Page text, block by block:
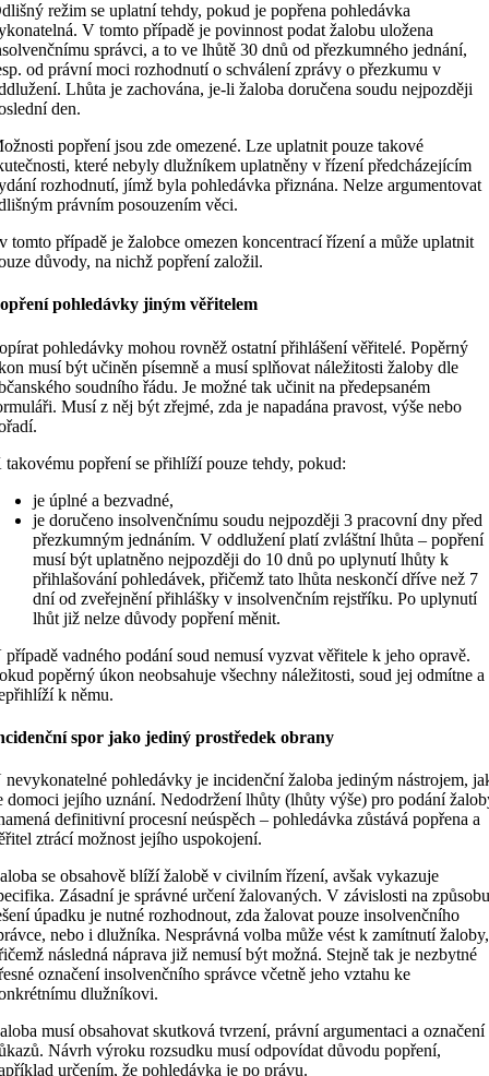
režim se uplatní tehdy, pokud je popřena pohledávka
V tomto případě je povinnost podat žalobu uložena
správci, a to ve lhůtě 30 dnů od přezkumného jednání,
od právní moci rozhodnutí o schválení zprávy o přezkumu v
Lhůta je zachována, je-li žaloba doručena soudu nejpozději
den.
popření jsou zde omezené. Lze uplatnit pouze takové
které nebyly dlužníkem uplatněny v řízení předcházejícím
rozhodnutí, jímž byla pohledávka přiznána. Nelze argumentovat
právním posouzením věci.
tomto případě je žalobce omezen koncentrací řízení a může uplatnit
důvody, na nichž popření založil.
pohledávky jiným věřitelem
pohledávky mohou rovněž ostatní přihlášení věřitelé. Popěrný
musí být učiněn písemně a musí splňovat náležitosti žaloby dle
soudního řádu. Je možné tak učinit na předepsaném
Musí z něj být zřejmé, zda je napadána pravost, výše nebo
takovému popření se přihlíží pouze tehdy, pokud:
je úplné a bezvadné,
je doručeno insolvenčnímu soudu nejpozději 3 pracovní dny před
přezkumným jednáním. V oddlužení platí zvláštní lhůta – popření
musí být uplatněno nejpozději do 10 dnů po uplynutí lhůty k
přihlašování pohledávek, přičemž tato lhůta neskončí dříve než 7
dní od zveřejnění přihlášky v insolvenčním rejstříku. Po uplynutí
lhůt již nelze důvody popření měnit.
případě vadného podání soud nemusí vyzvat věřitele k jeho opravě.
popěrný úkon neobsahuje všechny náležitosti, soud jej odmítne a
k němu.
spor jako jediný prostředek obrany
nevykonatelné pohledávky je incidenční žaloba jediným nástrojem,
domoci jejího uznání. Nedodržení lhůty (lhůty výše) pro podání
definitivní procesní neúspěch – pohledávka zůstává popřena a
ztrácí možnost jejího uspokojení.
se obsahově blíží žalobě v civilním řízení, avšak vykazuje
Zásadní je správné určení žalovaných. V závislosti na
úpadku je nutné rozhodnout, zda žalovat pouze insolvenčního
nebo i dlužníka. Nesprávná volba může vést k zamítnutí žaloby,
následná náprava již nemusí být možná. Stejně tak je nezbytné
označení insolvenčního správce včetně jeho vztahu ke
dlužníkovi.
musí obsahovat skutková tvrzení, právní argumentaci a označení
Návrh výroku rozsudku musí odpovídat důvodu popření,
určením, že pohledávka je po právu.